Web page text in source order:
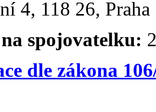
4, 118 26,
spojovatelku:
dle zákona